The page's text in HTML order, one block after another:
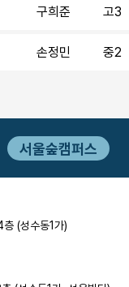
구희준 고3
손정민 중2
서울숲캠퍼스
(성수동1가)